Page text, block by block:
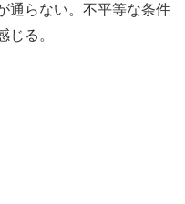
通らない。不平等な条件
じる。